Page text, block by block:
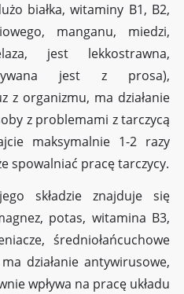
białka, witaminy B1, B2,
manganu, miedzi,
jest lekkostrawna,
jest z prosa),
z organizmu, ma działanie
z problemami z tarczycą
maksymalnie 1-2 razy
spowalniać pracę tarczycy.
składzie znajduje się
potas, witamina B3,
średniołańcuchowe
działanie antywirusowe,
wpływa na pracę układu